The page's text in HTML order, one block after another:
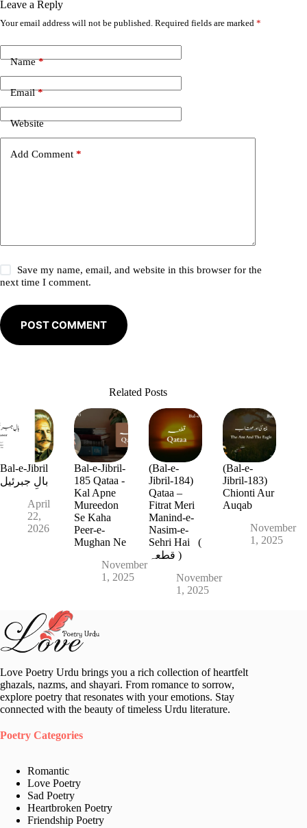
Leave a Reply
Your email address will not be published. Required fields are marked *
Name*
Email*
Website
Add Comment *
Save my name, email, and website in this browser for the
next time I comment.
POST COMMENT
A
t
e
t
i
Related Posts
Bal-e-Jibril
بالِ جبرئیل
April
22,
2026
Bal-e-Jibril-
185 Qataa -
Kal Apne
Mureedon
Se Kaha
Peer-e-
Mughan Ne
November
1, 2025
(Bal-e-
Jibril-184)
Qataa –
Fitrat Meri
Manind-e-
Nasim-e-
Sehri Hai (
قطعہ )
November
1, 2025
(Bal-e-
Jibril-183)
Chionti Aur
Auqab
November
1, 2025
Love Poetry Urdu brings you a rich collection of heartfelt
ghazals, nazms, and shayari. From romance to sorrow,
explore poetry that resonates with your emotions. Stay
connected with the beauty of timeless Urdu literature.
Poetry Categories
Romantic
Love Poetry
Sad Poetry
Heartbroken Poetry
Friendship Poetry